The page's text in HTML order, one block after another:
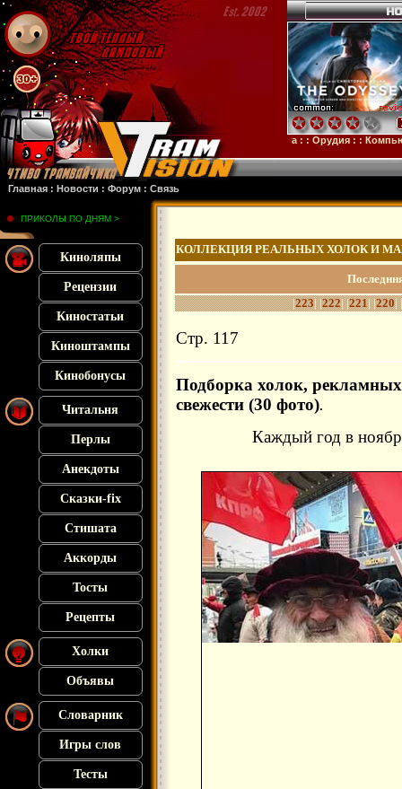
Главная : Новости : Форум : Связь
: :28 лет спустя: : Смерть единорога: : Компьютерные
ПРИКОЛЫ ПО ДНЯМ >
Киноляпы
Рецензии
Киностатьи
Киноштампы
Кинобонусы
Читальня
Перлы
Анекдоты
Сказки-fix
Стишата
Аккорды
Тосты
Рецепты
Холки
Объявы
Словарник
Игры слов
Тесты
КОЛЛЕКЦИЯ РЕАЛЬНЫХ ХОЛОК И
|223| |222| |221| |220|
Стр. 117
Подборка холок, рекламных
свежести (30 фото).
Каждый год в